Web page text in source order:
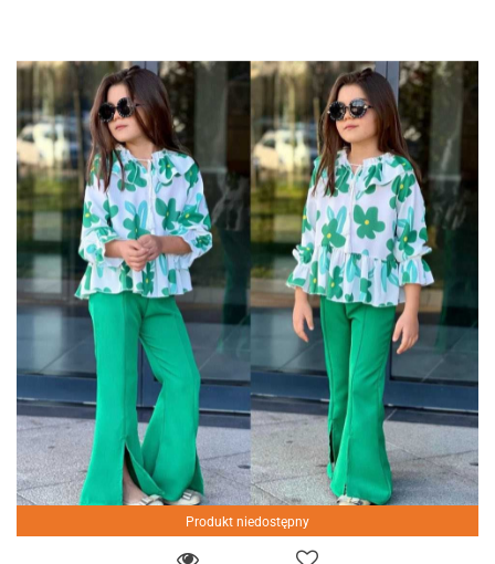
Produkt niedostępny